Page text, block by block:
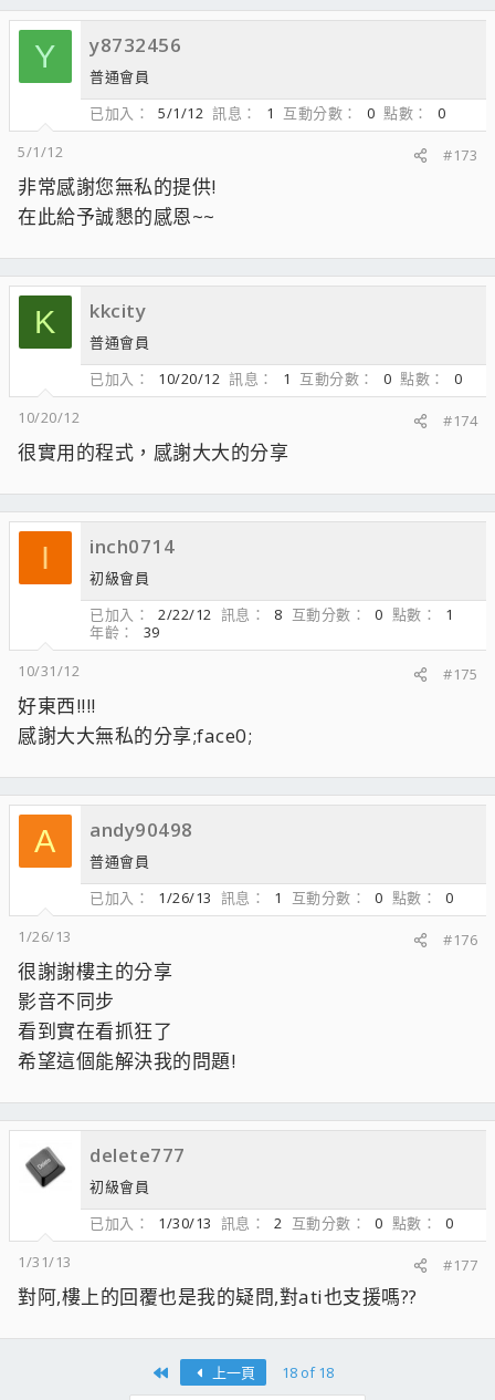
Y y8732456
普通會員
已加入
5/1/12 訊息 1 互動分數 0 點數
0
5/1/12
#173
非常感謝您無私的提供!
在此給予誠懇的感恩~~
K kkcity
普通會員
已加入
10/20/12 訊息 1 互動分數 0 點數
0
10/20/12
#174
很實用的程式，感謝大大的分享
I inch0714
初級會員
已加入
2/22/12 訊息 8 互動分數 0 點數
1
年齡
39
10/31/12
#175
好東西!!!!
感謝大大無私的分享;face0;
A andy90498
普通會員
已加入
1/26/13 訊息 1 互動分數 0 點數
0
1/26/13
#176
很謝謝樓主的分享
影音不同步
看到實在看抓狂了
希望這個能解決我的問題!
delete777
初級會員
已加入
1/30/13 訊息 2 互動分數 0 點數
0
1/31/13
#177
對阿,樓上的回覆也是我的疑問,對ati也支援嗎??
上一頁
18 of 18